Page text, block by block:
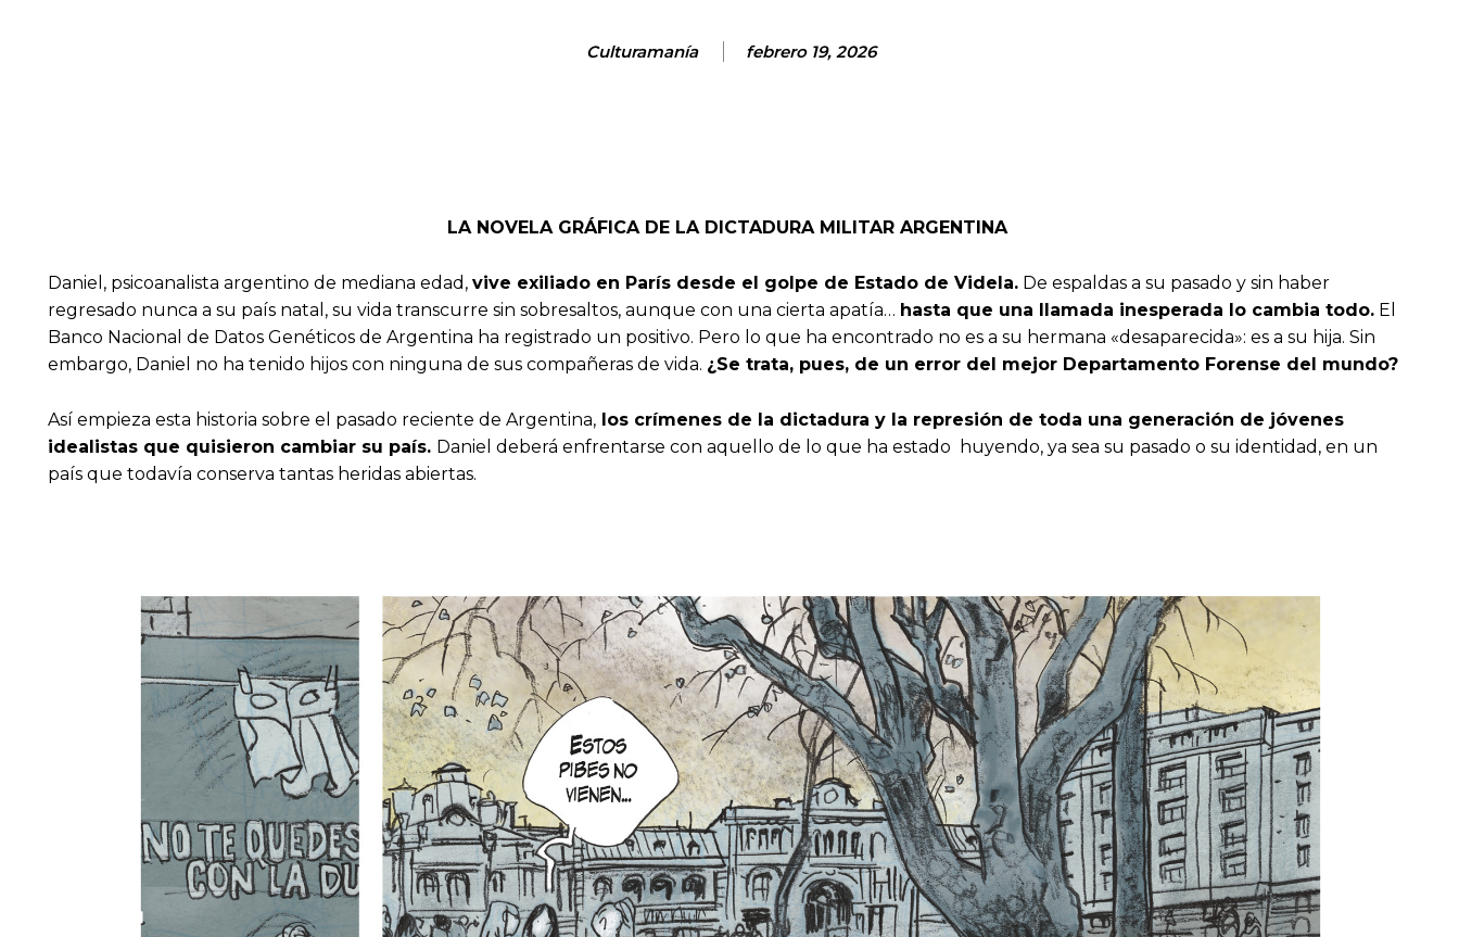
Culturamanía febrero 19, 2026
LA NOVELA GRÁFICA DE LA DICTADURA MILITAR ARGENTINA
Daniel, psicoanalista argentino de mediana edad, vive exiliado en París desde el golpe de Estado de Videla. De espaldas a su pasado y sin haber
regresado nunca a su país natal, su vida transcurre sin sobresaltos, aunque con una cierta apatía… hasta que una llamada inesperada lo cambia todo. El
Banco Nacional de Datos Genéticos de Argentina ha registrado un positivo. Pero lo que ha encontrado no es a su hermana «desaparecida»: es a su hija. Sin
embargo, Daniel no ha tenido hijos con ninguna de sus compañeras de vida. ¿Se trata, pues, de un error del mejor Departamento Forense del mundo?
Así empieza esta historia sobre el pasado reciente de Argentina, los crímenes de la dictadura y la represión de toda una generación de jóvenes
idealistas que quisieron cambiar su país. Daniel deberá enfrentarse con aquello de lo que ha estado huyendo, ya sea su pasado o su identidad, en un
país que todavía conserva tantas heridas abiertas.